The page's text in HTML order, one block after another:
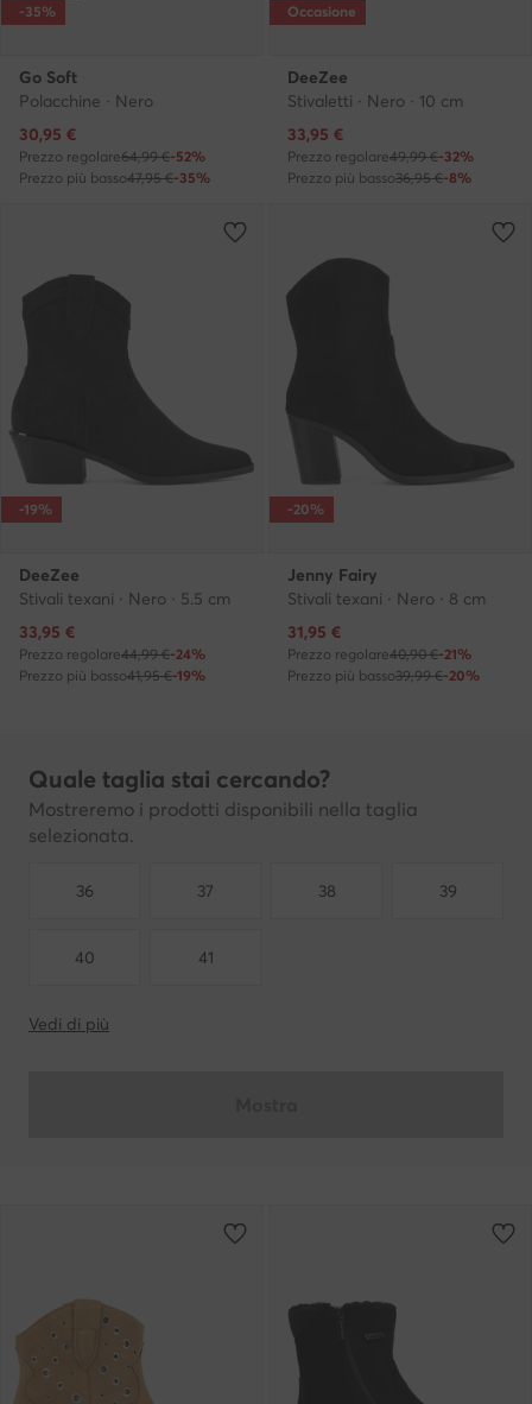
-35%
Go Soft
Polacchine · Nero
Prezzo attuale
30,95 €
Prezzo regolare64,99 €-52%
Prezzo più basso47,95 €-35%
Occasione
DeeZee
Stivaletti · Nero · 10 cm
Prezzo attuale
33,95 €
Prezzo regolare49,99 €-32%
Prezzo più basso36,95 €-8%
-19%
DeeZee
Stivali texani · Nero · 5.5 cm
Prezzo attuale
33,95 €
Prezzo regolare44,99 €-24%
Prezzo più basso41,95 €-19%
-20%
Jenny Fairy
Stivali texani · Nero · 8 cm
Prezzo attuale
31,95 €
Prezzo regolare40,90 €-21%
Prezzo più basso39,99 €-20%
Quale taglia stai cercando?
Mostreremo i prodotti disponibili nella taglia
selezionata.
36 37 38 39
40 41
Vedi di più